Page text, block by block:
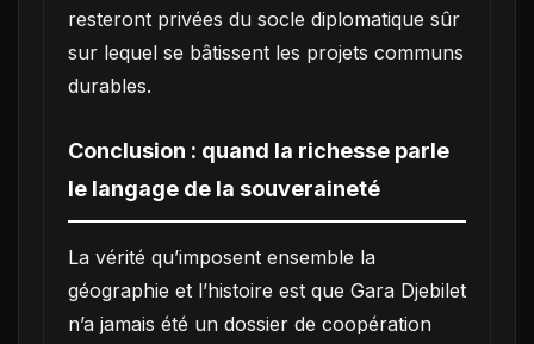
resteront privées du socle diplomatique sûr
sur lequel se bâtissent les projets communs
durables.
Conclusion : quand la richesse parle
le langage de la souveraineté
La vérité qu’imposent ensemble la
géographie et l’histoire est que Gara Djebilet
n’a jamais été un dossier de coopération